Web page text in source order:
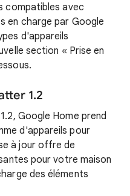
compatibles avec
en charge par Google
d'appareils
section « Prise en
1.2
Google Home prend
d'appareils pour
à jour offre de
pour votre maison
des éléments